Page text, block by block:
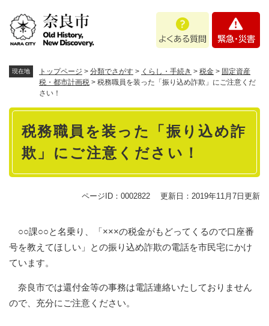
あ
問
・
現在地 トップページ > 分類でさがす > くらし・手続き > 税金 > 固定資産
税・都市計画税 > 税務職員を装った「振り込め詐欺」にご注意くだ
さい！
本
税務職員を装った「振り込め詐
欺」にご注意ください！
ページID：0002822 更新日：2019年11月7日更新
○○課○○と名乗り、「×××の税金がもどってくるので口座番
号を教えてほしい」との振り込め詐欺の電話を市民宅にかけ
ています。
奈良市では還付金等の事務は電話連絡いたしておりません
ので、充分にご注意ください。